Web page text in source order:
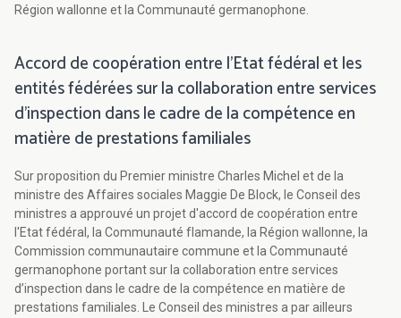
Région wallonne et la Communauté germanophone.
Accord de coopération entre l'Etat fédéral et les
entités fédérées sur la collaboration entre services
d'inspection dans le cadre de la compétence en
matière de prestations familiales
Sur proposition du Premier ministre Charles Michel et de la
ministre des Affaires sociales Maggie De Block, le Conseil des
ministres a approuvé un projet d'accord de coopération entre
l'Etat fédéral, la Communauté flamande, la Région wallonne, la
Commission communautaire commune et la Communauté
germanophone portant sur la collaboration entre services
d’inspection dans le cadre de la compétence en matière de
prestations familiales. Le Conseil des ministres a par ailleurs